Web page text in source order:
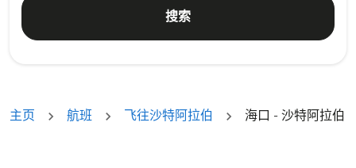
搜索
主页 航班 飞往沙特阿拉伯 海口 - 沙特阿拉伯